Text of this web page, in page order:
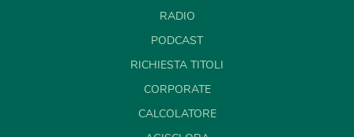
RADIO
PODCAST
RICHIESTA TITOLI
CORPORATE
CALCOLATORE